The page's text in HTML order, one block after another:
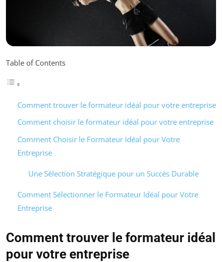
Table of Contents
Comment trouver le formateur idéal pour votre entreprise
Comment choisir le formateur idéal pour votre entreprise
Comment Choisir le Formateur Idéal pour Votre
Entreprise
Une Sélection Stratégique pour un Succès Durable
Comment Sélectionner le Formateur Idéal pour Votre
Entreprise
Comment trouver le formateur idéal
pour votre entreprise